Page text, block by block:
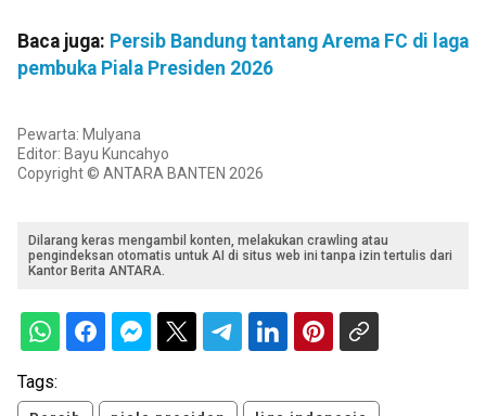
Baca juga: Persib Bandung tantang Arema FC di laga
pembuka Piala Presiden 2026
Pewarta: Mulyana
Editor: Bayu Kuncahyo
Copyright © ANTARA BANTEN 2026
Dilarang keras mengambil konten, melakukan crawling atau
pengindeksan otomatis untuk AI di situs web ini tanpa izin tertulis dari
Kantor Berita ANTARA.
Tags: